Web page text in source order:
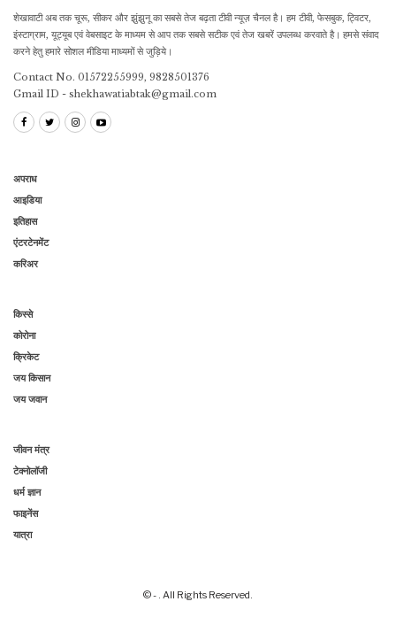
शेखावाटी अब तक चूरू, सीकर और झुंझुनू का सबसे तेज बढ़ता टीवी न्यूज़ चैनल है। हम टीवी, फेसबुक, ट्विटर,
इंस्टाग्राम, यूट्यूब एवं वेबसाइट के माध्यम से आप तक सबसे सटीक एवं तेज खबरें उपलब्ध करवाते है। हमसे संवाद
करने हेतु हमारे सोशल मीडिया माध्यमों से जुड़िये।
Contact No. 01572255999, 9828501376
Gmail ID - shekhawatiabtak@gmail.com
अपराध
आइडिया
इतिहास
एंटरटेनमेंट
करिअर
किस्से
कोरोना
क्रिकेट
जय किसान
जय जवान
जीवन मंत्र
टेक्नोलॉजी
धर्म ज्ञान
फाइनेंस
यात्रा
© - . All Rights Reserved.